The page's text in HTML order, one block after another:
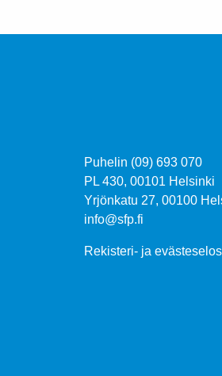
Puhelin (09) 693 070
PL 430, 00101 Helsinki
Yrjönkatu 27, 00100
info@sfp.fi
Rekisteri- ja